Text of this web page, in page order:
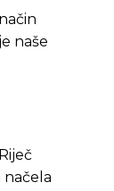
naše
načela